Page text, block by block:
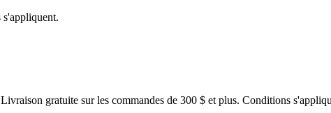
Livraison gratuite sur les commandes de 300 $ et plus. Conditions